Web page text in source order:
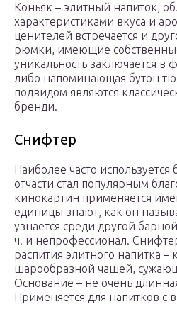
Коньяк – элитный напиток,
характеристиками вкуса и
ценителей встречается и
рюмки, имеющие
уникальность заключается в
либо напоминающая бутон
подвидом являются
бренди.
Снифтер
Наиболее часто
отчасти стал популярным
кинокартин применяется
единицы знают, как он
узнается среди другой
ч. и непрофессионал.
распития элитного напитка –
шарообразной чашей,
Основание – не очень
Применяется для напитков с